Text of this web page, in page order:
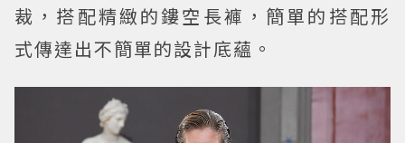
裁，搭配精緻的鏤空長褲，簡單的搭配形
式傳達出不簡單的設計底蘊。